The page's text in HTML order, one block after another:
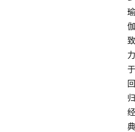
瑜
伽
致
力
于
回
归
经
典